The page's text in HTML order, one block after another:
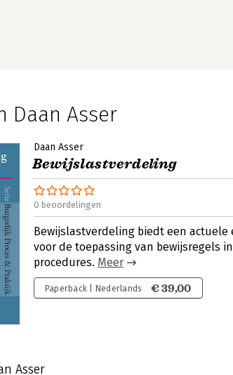
Daan Asser
Daan Asser
Bewijslastverdeling
0 beoordelingen
Bewijslastverdeling biedt een actuele
voor de toepassing van bewijsregels
procedures. Meer
Paperback | Nederlands € 39,00
Asser